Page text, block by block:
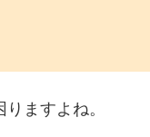
ますよね。